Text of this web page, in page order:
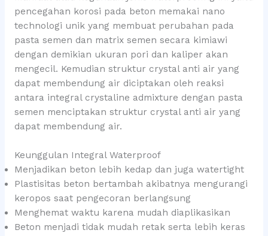
pencegahan korosi pada beton memakai nano
technologi unik yang membuat perubahan pada
pasta semen dan matrix semen secara kimiawi
dengan demikian ukuran pori dan kaliper akan
mengecil. Kemudian struktur crystal anti air yang
dapat membendung air diciptakan oleh reaksi
antara integral crystaline admixture dengan pasta
semen menciptakan struktur crystal anti air yang
dapat membendung air.
Keunggulan Integral Waterproof
Menjadikan beton lebih kedap dan juga watertight
Plastisitas beton bertambah akibatnya mengurangi
keropos saat pengecoran berlangsung
Menghemat waktu karena mudah diaplikasikan
Beton menjadi tidak mudah retak serta lebih keras